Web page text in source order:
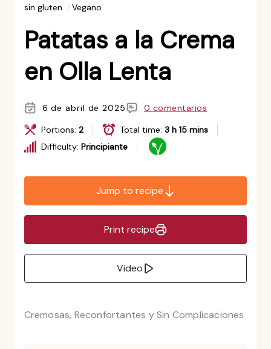
sin gluten
Vegano
Patatas a la Crema
en Olla Lenta
6 de abril de 2025
0 comentarios
Portions: 2 Total time: 3 h 15 mins
Difficulty: Principiante
Jump to recipe
Print recipe
Video
Cremosas, Reconfortantes y Sin Complicaciones